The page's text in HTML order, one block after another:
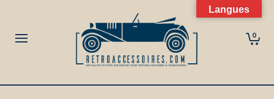
0
Langues